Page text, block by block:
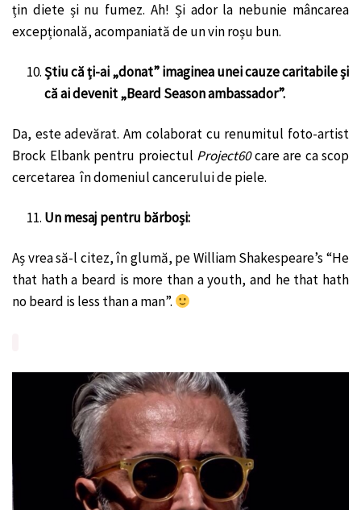
țin diete și nu fumez. Ah! Și ador la nebunie mâncarea
excepțională, acompaniată de un vin roșu bun.
Știu că ți-ai „donat” imaginea unei cauze caritabile și
că ai devenit „Beard Season ambassador”.
Da, este adevărat. Am colaborat cu renumitul foto-artist
Brock Elbank pentru proiectul Project60care are ca scop
cercetarea în domeniul cancerului de piele.
Un mesaj pentru bărboși:
Aș vrea să-l citez, în glumă, pe William Shakespeare’s “He
that hath a beard is more than a youth, and he that hath
no beard is less than a man”.